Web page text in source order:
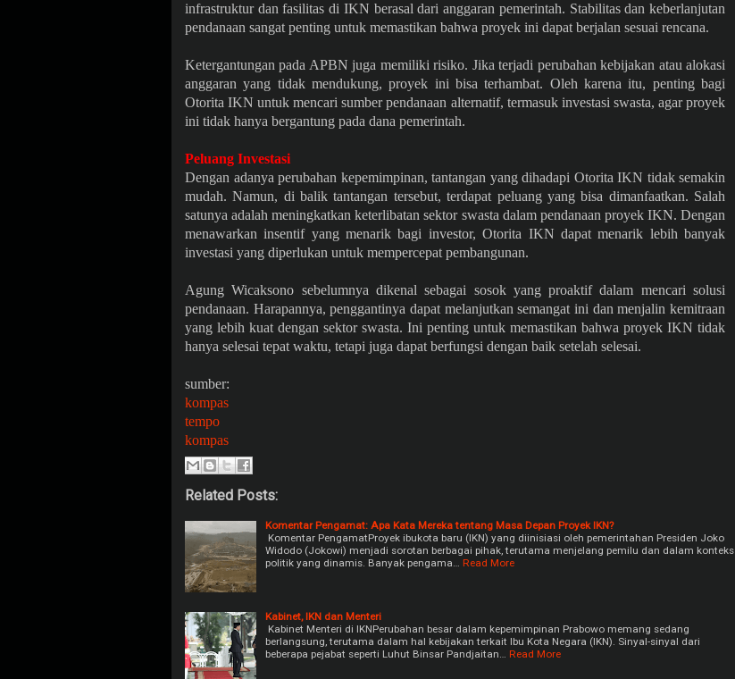
infrastruktur dan fasilitas di IKN berasal dari anggaran pemerintah. Stabilitas dan keberlanjutan
pendanaan sangat penting untuk memastikan bahwa proyek ini dapat berjalan sesuai rencana.
Ketergantungan pada APBN juga memiliki risiko. Jika terjadi perubahan kebijakan atau alokasi
anggaran yang tidak mendukung, proyek ini bisa terhambat. Oleh karena itu, penting bagi
Otorita IKN untuk mencari sumber pendanaan alternatif, termasuk investasi swasta, agar proyek
ini tidak hanya bergantung pada dana pemerintah.
Peluang Investasi
Dengan adanya perubahan kepemimpinan, tantangan yang dihadapi Otorita IKN tidak semakin
mudah. Namun, di balik tantangan tersebut, terdapat peluang yang bisa dimanfaatkan. Salah
satunya adalah meningkatkan keterlibatan sektor swasta dalam pendanaan proyek IKN. Dengan
menawarkan insentif yang menarik bagi investor, Otorita IKN dapat menarik lebih banyak
investasi yang diperlukan untuk mempercepat pembangunan.
Agung Wicaksono sebelumnya dikenal sebagai sosok yang proaktif dalam mencari solusi
pendanaan. Harapannya, penggantinya dapat melanjutkan semangat ini dan menjalin kemitraan
yang lebih kuat dengan sektor swasta. Ini penting untuk memastikan bahwa proyek IKN tidak
hanya selesai tepat waktu, tetapi juga dapat berfungsi dengan baik setelah selesai.
sumber:
kompas
tempo
kompas
Related Posts:
Komentar Pengamat: Apa Kata Mereka tentang Masa Depan Proyek IKN?
Komentar PengamatProyek ibukota baru (IKN) yang diinisiasi oleh pemerintahan Presiden Joko
Widodo (Jokowi) menjadi sorotan berbagai pihak, terutama menjelang pemilu dan dalam konteks
politik yang dinamis. Banyak pengama…
Read More
Kabinet, IKN dan Menteri
Kabinet Menteri di IKNPerubahan besar dalam kepemimpinan Prabowo memang sedang
berlangsung, terutama dalam hal kebijakan terkait Ibu Kota Negara (IKN). Sinyal-sinyal dari
beberapa pejabat seperti Luhut Binsar Pandjaitan…
Read More